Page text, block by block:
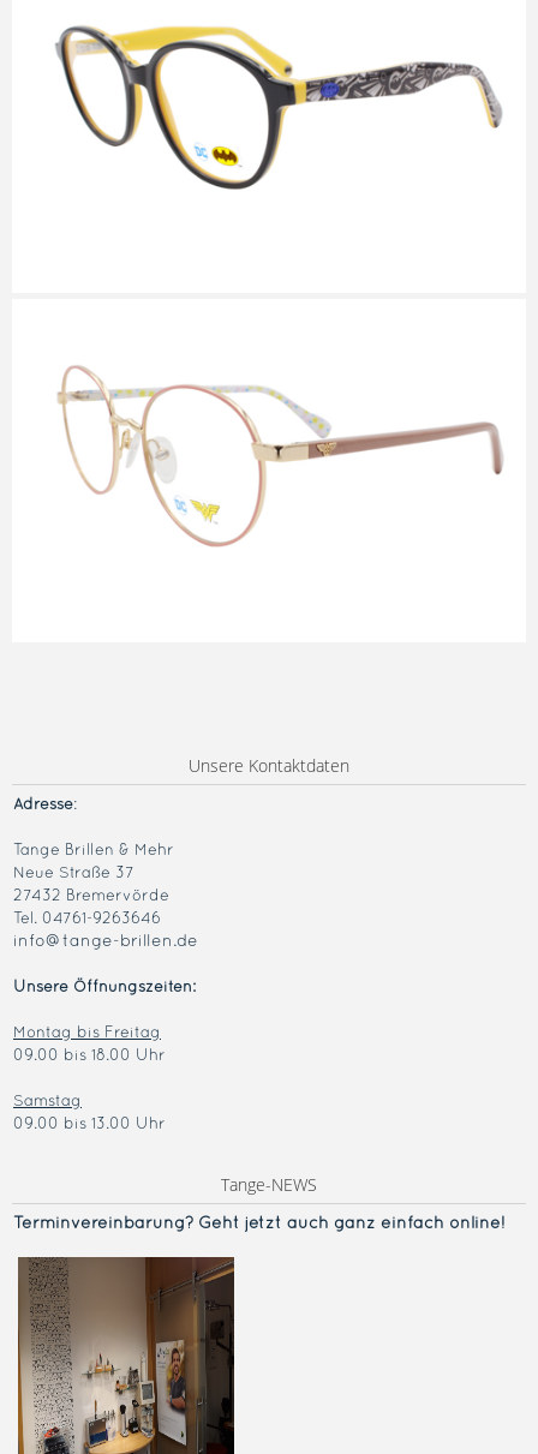
Unsere Kontaktdaten
Adresse:
Tange Brillen & Mehr
Neue Straße 37
27432 Bremervörde
Tel. 04761-9263646
info@tange-brillen.de
Unsere Öffnungszeiten:
Montag bis Freitag
09.00 bis 18.00 Uhr
Samstag
09.00 bis 13.00 Uhr
Tange-NEWS
Terminvereinbarung? Geht jetzt auch ganz einfach online!